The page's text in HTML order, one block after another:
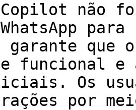
Copilot não
WhatsApp
garante que
funcional
Os
por